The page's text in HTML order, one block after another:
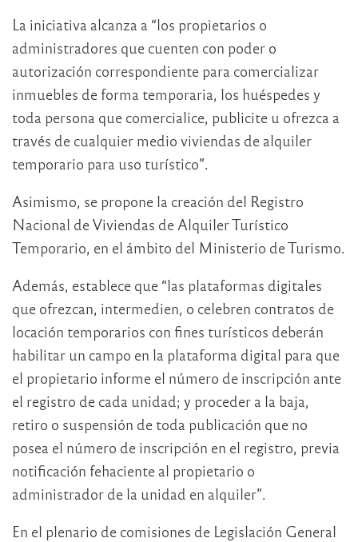
La iniciativa alcanza a “los propietarios o
administradores que cuenten con poder o
autorización correspondiente para comercializar
inmuebles de forma temporaria, los huéspedes y
toda persona que comercialice, publicite u ofrezca a
través de cualquier medio viviendas de alquiler
temporario para uso turístico”.
Asimismo, se propone la creación del Registro
Nacional de Viviendas de Alquiler Turístico
Temporario, en el ámbito del Ministerio de Turismo.
Además, establece que “las plataformas digitales
que ofrezcan, intermedien, o celebren contratos de
locación temporarios con fines turísticos deberán
habilitar un campo en la plataforma digital para que
el propietario informe el número de inscripción ante
el registro de cada unidad; y proceder a la baja,
retiro o suspensión de toda publicación que no
posea el número de inscripción en el registro, previa
notificación fehaciente al propietario o
administrador de la unidad en alquiler”.
En el plenario de comisiones de Legislación General